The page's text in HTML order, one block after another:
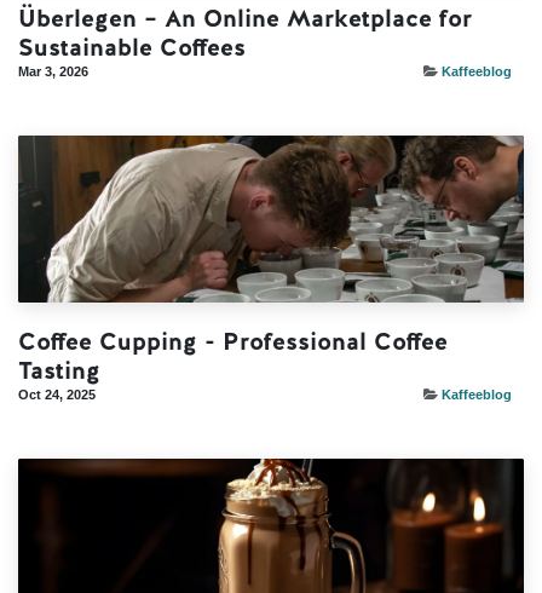
Überlegen – An Online Marketplace for
Sustainable Coffees
Mar 3, 2026 Kaffeeblog
Coffee Cupping - Professional Coffee
Tasting
Oct 24, 2025 Kaffeeblog